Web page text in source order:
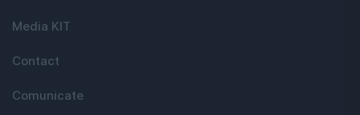
Media KIT
Contact
Comunicate